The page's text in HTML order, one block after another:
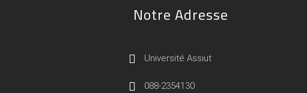
Notre Adresse
Université Assiut
088-2354130